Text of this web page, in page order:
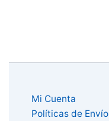
Mi Cuenta
Políticas de Envío